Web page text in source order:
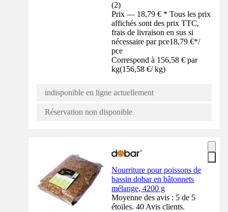
(2)
Prix — 18,79 € * Tous les prix
affichés sont des prix TTC,
frais de livraison en sus si
nécessaire par pce18,79 €*/
pce
Correspond à 156,58 € par
kg(156,58 €/ kg)
indisponible en ligne actuellement
Réservation non disponible
Nourriture pour poissons de
bassin dobar en bâtonnets
mélange, 4200 g
Moyenne des avis : 5 de 5
étoiles. 40 Avis clients.